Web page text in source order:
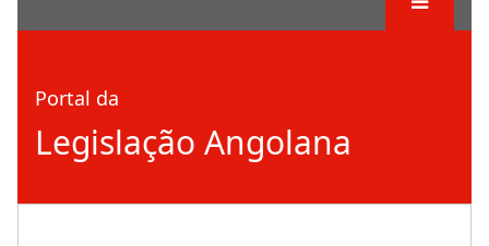
Portal da
Legislação Angolana